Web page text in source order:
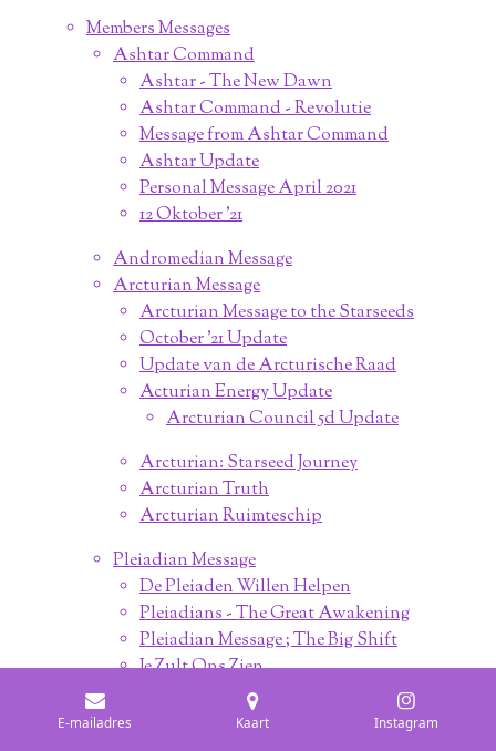
Members Messages
Ashtar Command
Ashtar - The New Dawn
Ashtar Command - Revolutie
Message from Ashtar Command
Ashtar Update
Personal Message April 2021
12 Oktober '21
Andromedian Message
Arcturian Message
Arcturian Message to the Starseeds
October '21 Update
Update van de Arcturische Raad
Acturian Energy Update
Arcturian Council 5d Update
Arcturian: Starseed Journey
Arcturian Truth
Arcturian Ruimteschip
Pleiadian Message
De Pleiaden Willen Helpen
Pleiadians - The Great Awakening
Pleiadian Message ; The Big Shift
Je Zult Ons Zien
Pleiadians - New Dawning
Pleiadian Self Healing Prophecy
E-mailadres Kaart Instagram